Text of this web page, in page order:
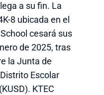
a su fin. La
8 ubicada en el
cesará sus
de 2025, tras
la Junta de
Escolar
KTEC